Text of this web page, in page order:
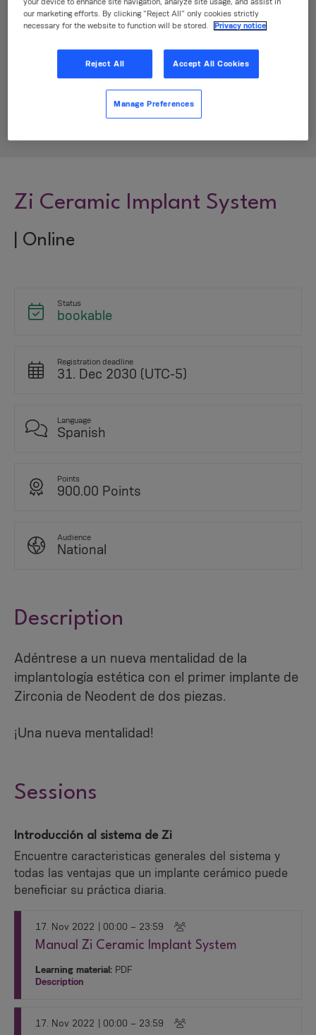
courses
Discover courses related to Neodent produts
and solutions. Explore a range of dental
conventional techniques to advanced guided
Zi Ceramic Implant System
| Online
Status
bookable
Registration deadline
31. Dec 2030 (UTC-5)
Language
Spanish
Points
900.00 Points
Audience
National
Description
Adéntrese a un nueva mentalidad de la
implantología estética con el primer implante de
Zirconia de Neodent de dos piezas.
¡Una nueva mentalidad!
Sessions
Introducción al sistema de Zi
Encuentre caracteristicas generales del sistema y
todas las ventajas que un implante cerámico puede
beneficiar su práctica diaria.
17. Nov 2022 | 00:00 – 23:59
Manual Zi Ceramic Implant System
Learning material: PDF
Description
17. Nov 2022 | 00:00 – 23:59
your device to enhance site navigation, analyze site usage, and assist in
our marketing efforts. By clicking “Reject All” only cookies strictly
necessary for the website to function will be stored.
Privacy notice
Reject All Accept All Cookies
Manage Preferences